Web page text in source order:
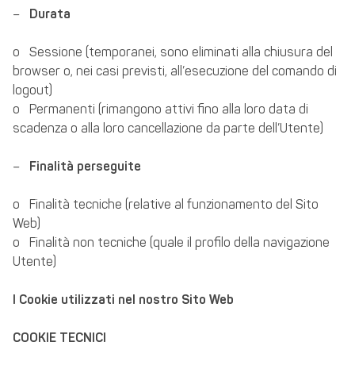
– Durata
o Sessione (temporanei, sono eliminati alla chiusura del
browser o, nei casi previsti, all’esecuzione del comando di
logout)
o Permanenti (rimangono attivi fino alla loro data di
scadenza o alla loro cancellazione da parte dell’Utente)
– Finalità perseguite
o Finalità tecniche (relative al funzionamento del Sito
Web)
o Finalità non tecniche (quale il profilo della navigazione
Utente)
I Cookie utilizzati nel nostro Sito Web
COOKIE TECNICI